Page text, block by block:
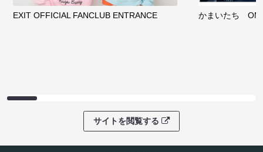
EXIT OFFICIAL FANCLUB ENTRANCE かまいたち
サイトを閲覧する